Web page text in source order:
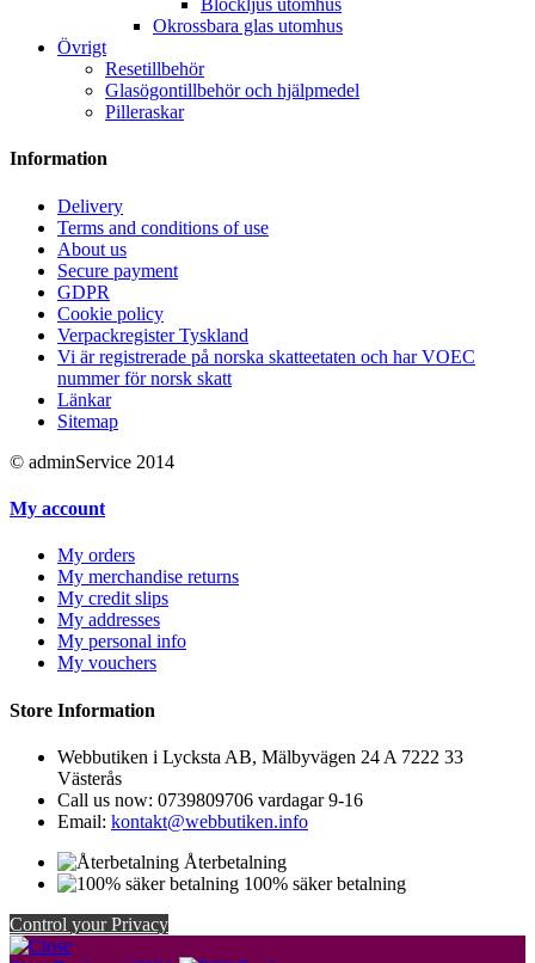
Blockljus utomhus
Okrossbara glas utomhus
Övrigt
Resetillbehör
Glasögontillbehör och hjälpmedel
Pilleraskar
Information
Delivery
Terms and conditions of use
About us
Secure payment
GDPR
Cookie policy
Verpackregister Tyskland
Vi är registrerade på norska skatteetaten och har VOEC
nummer för norsk skatt
Länkar
Sitemap
© adminService 2014
My account
My orders
My merchandise returns
My credit slips
My addresses
My personal info
My vouchers
Store Information
Webbutiken i Lycksta AB, Mälbyvägen 24 A 7222 33
Västerås
Call us now: 0739809706 vardagar 9-16
Email: kontakt@webbutiken.info
Återbetalning
100% säker betalning
Control your Privacy